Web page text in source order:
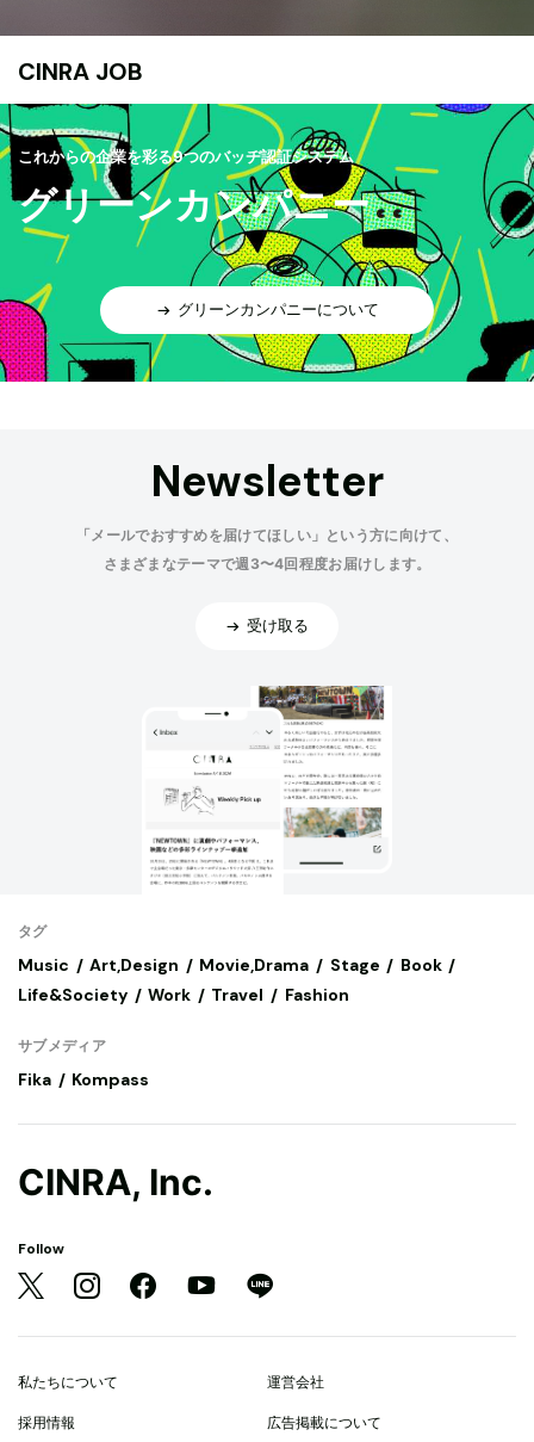
CINRA JOB
これからの企業を彩る9つのバッヂ認証システム
グリーンカンパニー
グリーンカンパニーについて
Newsletter
「メールでおすすめを届けてほしい」という方に向けて、
さまざまなテーマで週3〜4回程度お届けします。
受け取る
タグ
Music Art,Design Movie,Drama Stage
Book
Life&Society
Work Travel Fashion
サブメディア
Fika Kompass
CINRA, Inc.
Follow
私たちについて 運営会社
採用情報 広告掲載について